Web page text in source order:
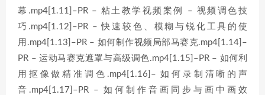
幕.mp4[1.11]–PR – 粘土教学视频案例 – 视频调色技
巧.mp4[1.12]–PR – 快速较色、模糊与锐化工具的使
用.mp4[1.13]–PR – 如何制作视频局部马赛克.mp4[1.14]–
PR – 运动马赛克遮罩与高级调色.mp4[1.15]–PR – 如何利
用抠像做精准调色.mp4[1.16]– 如何录制清晰的声
音.mp4[1.17]–PR – 如何制作音画同步与画中画效